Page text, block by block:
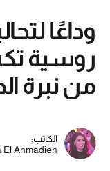
وداعًا
روسية
من نبرة
الكاتب:
El Ahmadieh